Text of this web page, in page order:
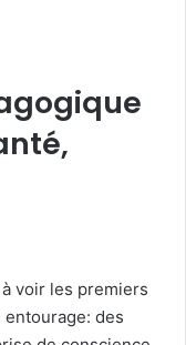
à voir les premiers
des